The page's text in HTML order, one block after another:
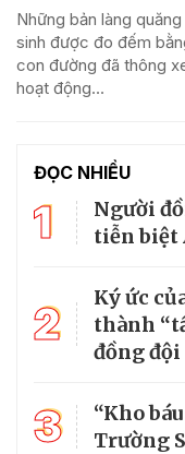
Những bản làng
sinh được đo đếm
con đường đã thông
hoạt động…
ĐỌC NHIỀU
1
Người
tiễn biệt
2
Ký ức
thành
đồng đội
3
“Kho
Trường